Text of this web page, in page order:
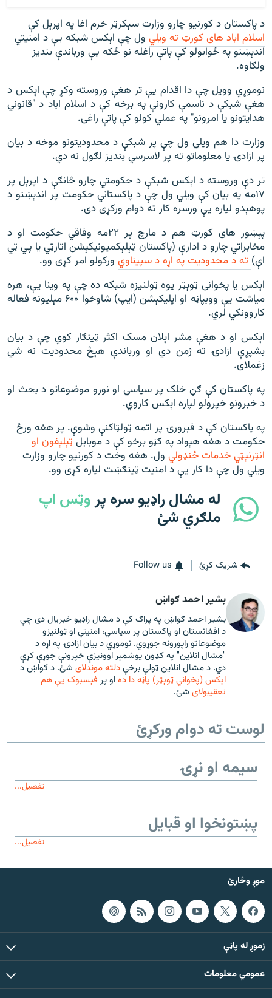
د پاکستان د کورنیو چارو وزارت سېکرټر خرم اغا په اپرېل کې
اسلام اباد های کورټ ته ویلي ول چې اېکس شبکه یې د امنیتي
اندېښنو په ځوابولو کې پاتې راغله نو ځکه یې ورباندې بنديز
ولګاوه.
نوموړي وویل چې دا اقدام یې تر هغې وروسته وکړ چې اېکس د
هغې شبکې د ناسمې کارونې په برخه کې د اسلام اباد د "قانوني
هدایتونو یا امرونو" په عملي کولو کې پاتې راغی.
وزارت دا هم ویلي ول چې پر شبکې د محدودیتونو موخه د بیان
پر ازادۍ یا معلوماتو ته پر لاسرسي بندیز لګول نه دي.
تر دې وروسته د اېکس شبکې د حکومتي چارو څانګې د اپرېل پر
۱۷مه په بیان کې ویلي ول چې د پاکستاني حکومت پر اندېښنو د
پوهېدو لپاره یې ورسره کار ته دوام ورکړی دی.
پېښور های کورټ هم د مارچ پر ۲۲مه وفاقي حکومت او د
مخابراتي چارو د ادارې (پاکستان ټېلېکمیونیکېشن اتارټي یا پي ټي
اې) ته د محدودیت په اړه د سپیناوي ورکولو امر کړی وو.
اېکس یا پخوانی ټوېټر یوه ټولنیزه شبکه ده چې په وینا یې، هره
میاشت یې ووبپاڼه او اپليکېشن (ایپ) شاوخوا ۶۰۰ مېلیونه فعاله
کاروونکي لري.
اېکس او د هغې مشر اېلان مسک اکثر ټینګار کوي چې د بیان
بشپړې ازادۍ ته ژمن دي او ورباندې هېڅ محدودیت نه شي
زغملای.
په پاکستان کې ګڼ خلک پر سیاسي او نورو موضوعاتو د بحث او
د خبرونو خپرولو لپاره اېکس کاروي.
په پاکستان کې د فبرورۍ پر اتمه ټولټاکنې وشوې. پر هغه ورځ
حکومت د هغه هېواد په ګڼو برخو کې د موبایل ټېلېفون او
انټرنېټي خدمات ځنډولي ول. هغه وخت د کورنیو چارو وزارت
ویلي ول چې دا کار یې د امنیت ټینګښت لپاره کړی وو.
له مشال راډیو سره پروټس اپ
ملګري شئ
شریک کړئ Follow us
بشیر احمد ګواښ
بشیر احمد ګواښ په پراګ کې د مشال راډیو خبریال دی چې
د افغانستان او پاکستان پر سیاسي، امنیتي او ټولنیزو
موضوعاتو راپورونه جوړوي. نوموړي د بیان ازادۍ په اړه د
"مشال انلاین" په ګډون یوشمېر اوونیزې خپرونې جوړې کړې
دي. د مشال انلاین ټولې برخېدلته موندلای شئ. د ګواښ د
اېکس (پخواني ټوېټر) پاڼه دا دهاو پر فېسبوک یې هم
تعقیبولای شئ.
لوست ته دوام ورکړئ
سیمه او نړۍ
تفصیل...
پښتونخوا او قبایل
تفصیل...
موږ وڅارئ
زموږ له پاڼې
عمومي معلومات